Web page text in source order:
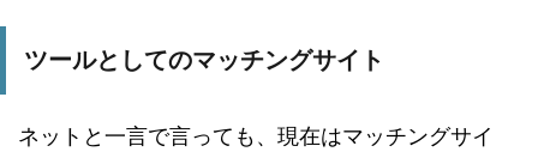
ツールとしてのマッチングサイト
ネットと一言で言っても、現在はマッチングサイ